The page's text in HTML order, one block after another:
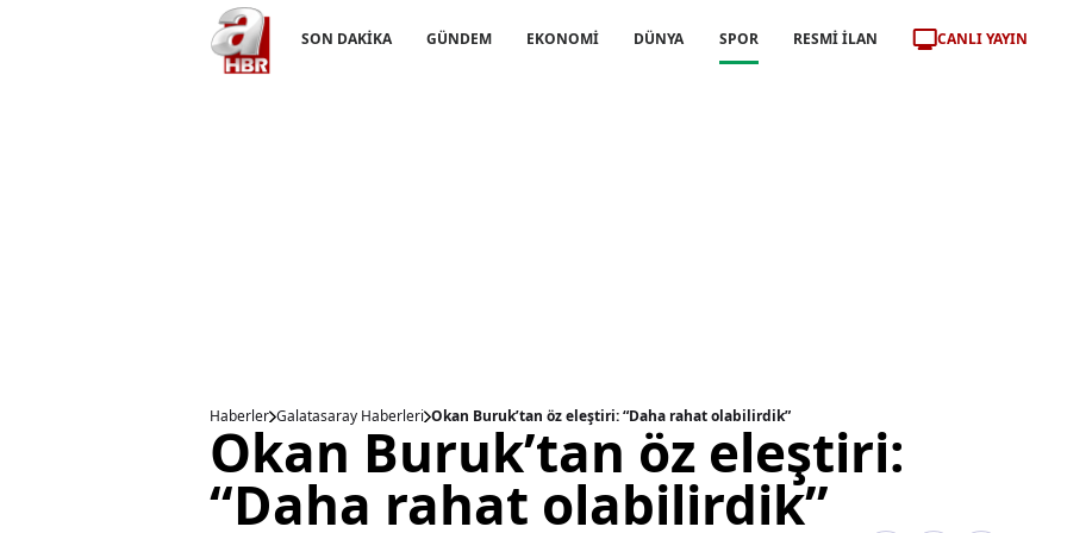
SON DAKİKA GÜNDEM EKONOMİ DÜNYA SPOR RESMİ İLAN CANLI YAYIN
Haberler Galatasaray Haberleri Okan Buruk’tan öz eleştiri: “Daha rahat olabilirdik”
Okan Buruk’tan öz eleştiri:
“Daha rahat olabilirdik”